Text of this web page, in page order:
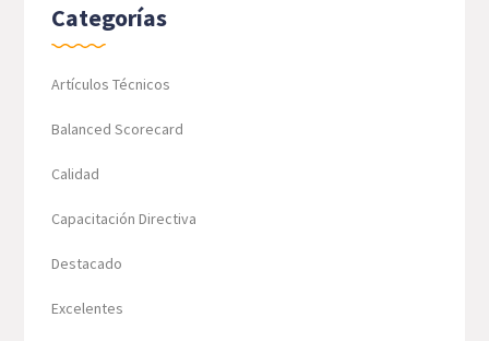
Categorías
Artículos Técnicos
Balanced Scorecard
Calidad
Capacitación Directiva
Destacado
Excelentes